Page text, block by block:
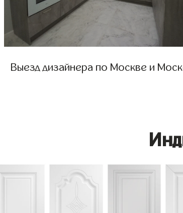
Выезд дизайнера по Москве и